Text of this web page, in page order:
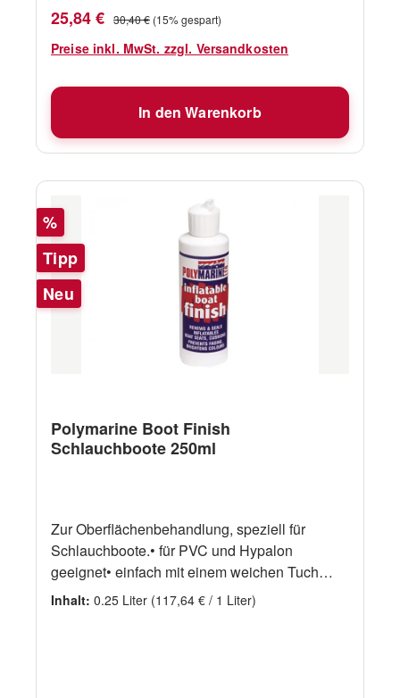
Verkaufspreis:
25,84 € Regulärer Preis:
30,40 € (15% gespart)
Preise inkl. MwSt. zzgl. Versandkosten
In den Warenkorb
Rabatt
%
Tipp
Neu
Polymarine Boot Finish
Schlauchboote 250ml
Zur Oberflächenbehandlung, speziell für
Schlauchboote.• für PVC und Hypalon
geeignet• einfach mit einem weichen Tuch
auftragen• kein Polieren erforderlich• trocknet
zu einem schönen Glanz• verhindert schnelle
Inhalt: 0.25 Liter (117,64 € / 1 Liter)